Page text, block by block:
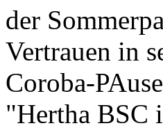
der
Vertrauen in
Coroba-
"Hertha BSC